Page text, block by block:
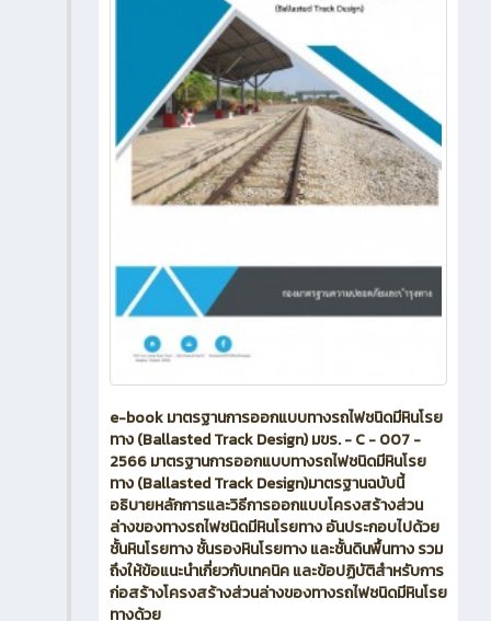
e-book มาตรฐานการออกแบบทางรถไฟชนิดมีหินโรย
ทาง (Ballasted Track Design) มขร. - C - 007 -
2566 มาตรฐานการออกแบบทางรถไฟชนิดมีหินโรย
ทาง (Ballasted Track Design)มาตรฐานฉบับนี้
อธิบายหลักการและวิธีการออกแบบโครงสร้างส่วน
ล่างของทางรถไฟชนิดมีหินโรยทาง อันประกอบไปด้วย
ชั้นหินโรยทาง ชั้นรองหินโรยทาง และชั้นดินพื้นทาง รวม
ถึงให้ข้อแนะนำเกี่ยวกับเทคนิค และข้อปฏิบัติสำหรับการ
ก่อสร้างโครงสร้างส่วนล่างของทางรถไฟชนิดมีหินโรย
ทางด้วย